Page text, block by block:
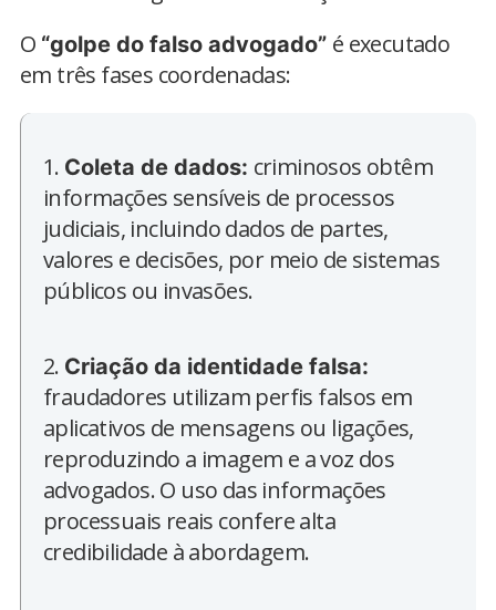
O “golpe do falso advogado” é executado
em três fases coordenadas:
1. Coleta de dados: criminosos obtêm
informações sensíveis de processos
judiciais, incluindo dados de partes,
valores e decisões, por meio de sistemas
públicos ou invasões.
2. Criação da identidade falsa:
fraudadores utilizam perfis falsos em
aplicativos de mensagens ou ligações,
reproduzindo a imagem e a voz dos
advogados. O uso das informações
processuais reais confere alta
credibilidade à abordagem.